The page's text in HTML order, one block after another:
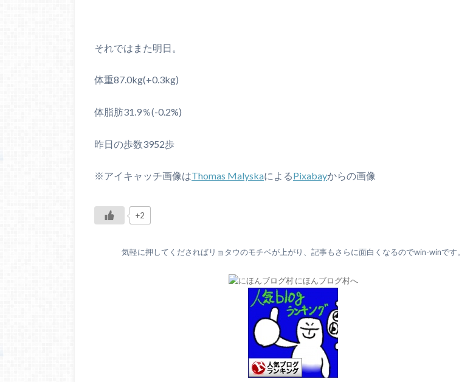
それではまた明日。
体重87.0kg(+0.3kg)
体脂肪31.9％(-0.2%)
昨日の歩数3952歩
※アイキャッチ画像はThomas MalyskaによるPixabayからの画像
+2
気軽に押してくださればリョタウのモチベが上がり、記事もさらに面白くなるのでwin-winです。